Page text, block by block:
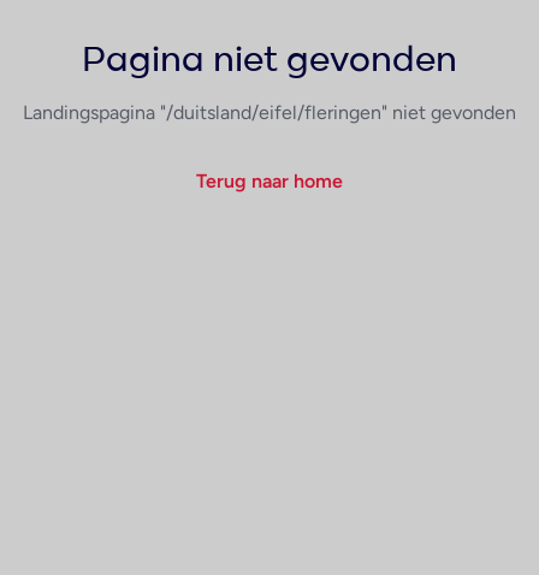
Pagina niet gevonden
Landingspagina "/duitsland/eifel/fleringen" niet gevonden
Terug naar home